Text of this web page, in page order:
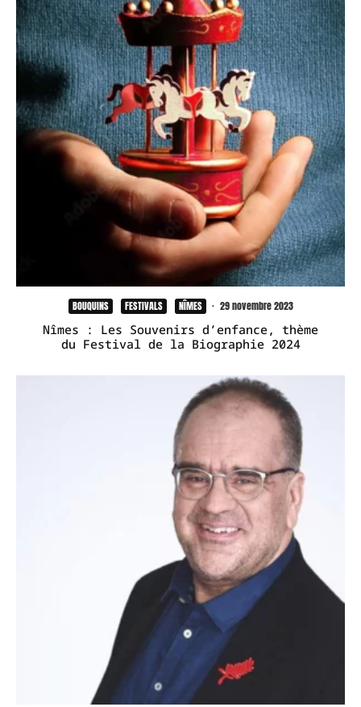
BOUQUINS FESTIVALS NÎMES · 29 novembre 2023
Nîmes : Les Souvenirs d’enfance, thème
du Festival de la Biographie 2024